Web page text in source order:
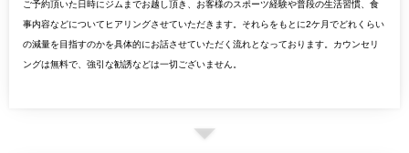
ご予約頂いた日時にジムまでお越し頂き、お客様のスポーツ経験や普段の生活習慣、食
事内容などについてヒアリングさせていただきます。それらをもとに2ケ月でどれくらい
の減量を目指すのかを具体的にお話させていただく流れとなっております。カウンセリ
ングは無料で、強引な勧誘などは一切ございません。